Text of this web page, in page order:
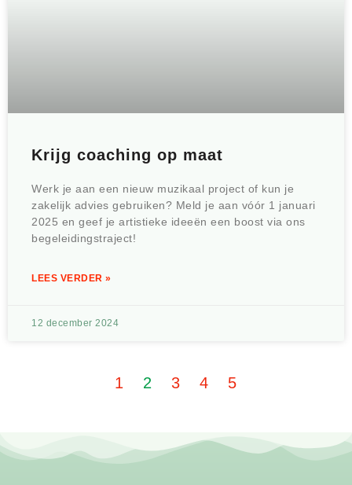
Krijg coaching op maat
Werk je aan een nieuw muzikaal project of kun je
zakelijk advies gebruiken? Meld je aan vóór 1 januari
2025 en geef je artistieke ideeën een boost via ons
begeleidingstraject!
LEES VERDER »
12 december 2024
1 2 3 4 5